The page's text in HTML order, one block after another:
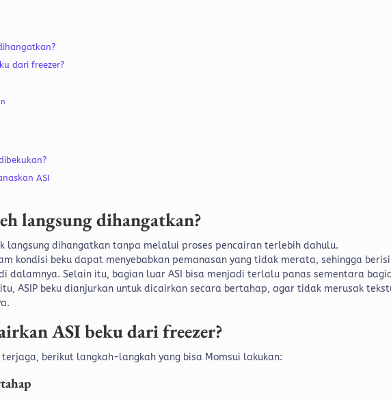
dari freezer?
ASI
langsung dihangatkan?
langsung dihangatkan tanpa melalui proses pencairan terlebih dahulu.
kondisi beku dapat menyebabkan pemanasan yang tidak merata, sehingga
dalamnya. Selain itu, bagian luar ASI bisa menjadi terlalu panas sementara
ASIP beku dianjurkan untuk dicairkan secara bertahap, agar tidak merusak
ASI beku dari freezer?
berikut langkah-langkah yang bisa Momsui lakukan: